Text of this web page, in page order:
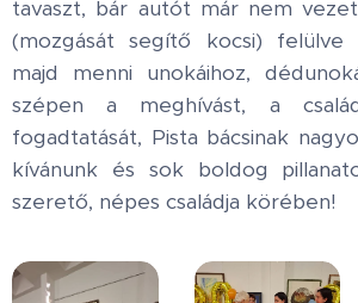
tavaszt, bár autót már nem
(mozgását segítő kocsi) felülve
majd menni unokáihoz,
szépen a meghívást, a
fogadtatását, Pista bácsinak
kívánunk és sok boldog
szerető, népes családja körében!